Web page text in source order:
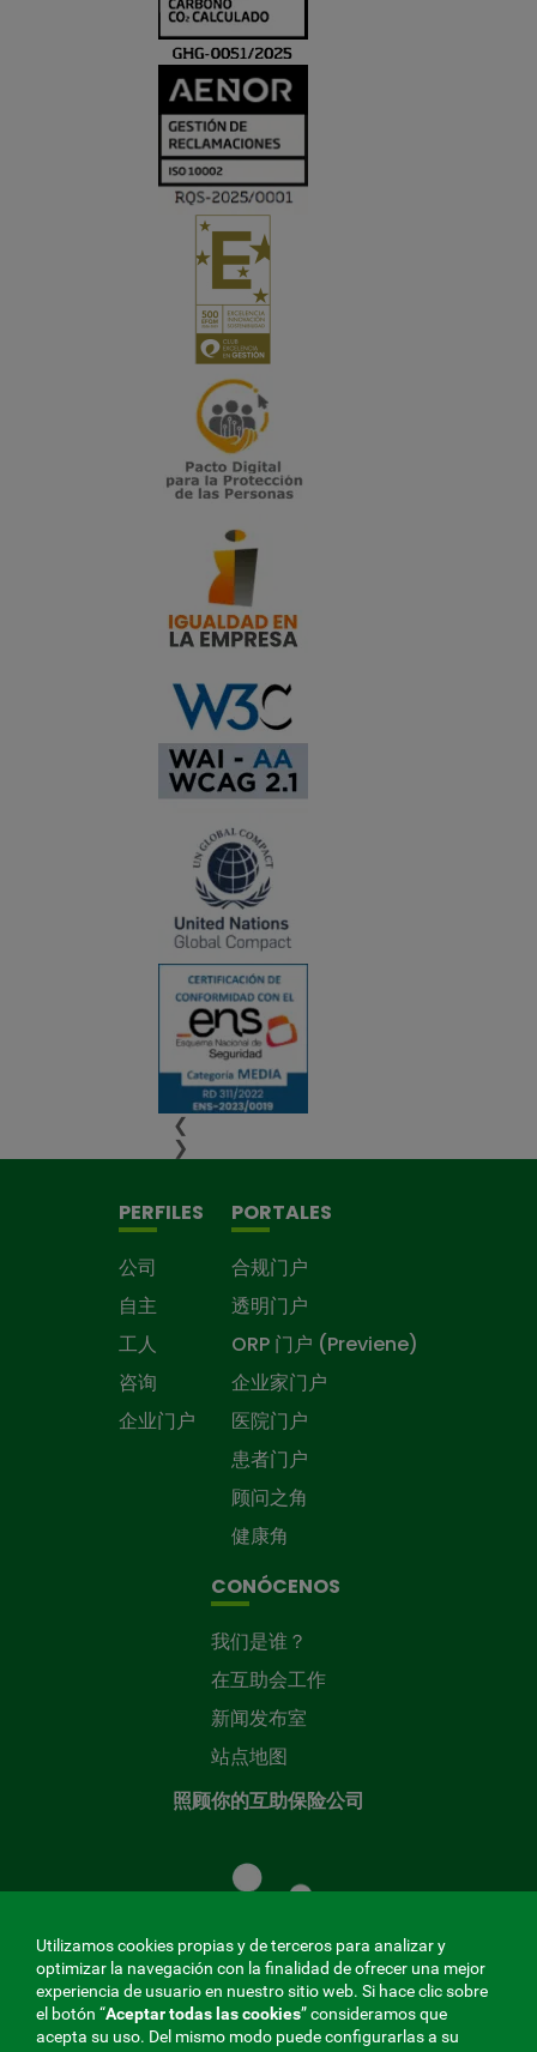
❮
❯
PERFILES
公司
自主
工人
咨询
企业门户
PORTALES
合规门户
透明门户
ORP 门户 (Previene)
企业家门户
医院门户
患者门户
顾问之角
健康角
CONÓCENOS
我们是谁？
在互助会工作
新闻发布室
站点地图
照顾你的互助保险公司
共
同
基
金
Utilizamos cookies propias y de terceros para analizar y
optimizar la navegación con la finalidad de ofrecer una mejor
experiencia de usuario en nuestro sitio web. Si hace clic sobre
el botón “Aceptar todas las cookies” consideramos que
acepta su uso. Del mismo modo puede configurarlas a su